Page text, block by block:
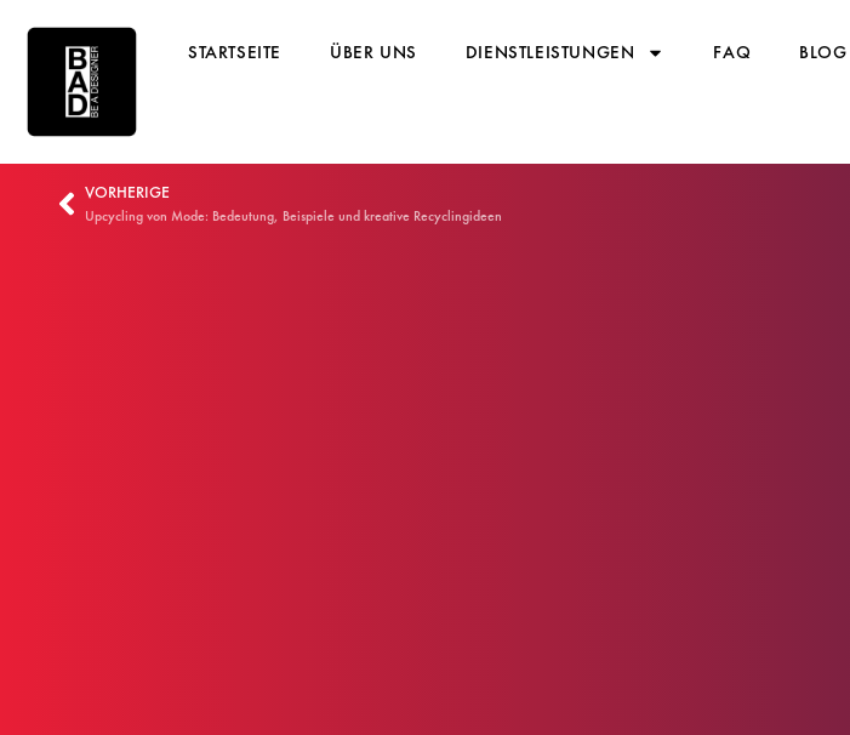
STARTSEITE ÜBER UNS DIENSTLEISTUNGEN FAQ BLOG
VORHERIGE
Upcycling von Mode: Bedeutung, Beispiele und kreative Recyclingideen